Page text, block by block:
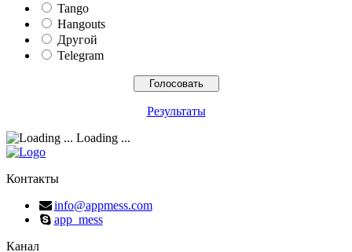
Tango
Hangouts
Другой
Telegram
Результаты
Loading ...
Контакты
info@appmess.com
app_mess
Канал